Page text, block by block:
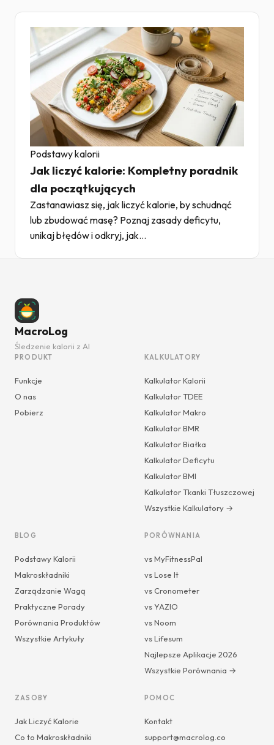
Podstawy kalorii
Jak liczyć kalorie: Kompletny poradnik
dla początkujących
Zastanawiasz się, jak liczyć kalorie, by schudnąć
lub zbudować masę? Poznaj zasady deficytu,
unikaj błędów i odkryj, jak...
MacroLog
Śledzenie kalorii z AI
PRODUKT
Funkcje
O nas
Pobierz
KALKULATORY
Kalkulator Kalorii
Kalkulator TDEE
Kalkulator Makro
Kalkulator BMR
Kalkulator Białka
Kalkulator Deficytu
Kalkulator BMI
Kalkulator Tkanki Tłuszczowej
Wszystkie Kalkulatory →
BLOG
Podstawy Kalorii
Makroskładniki
Zarządzanie Wagą
Praktyczne Porady
Porównania Produktów
Wszystkie Artykuły
PORÓWNANIA
vs MyFitnessPal
vs Lose It
vs Cronometer
vs YAZIO
vs Noom
vs Lifesum
Najlepsze Aplikacje 2026
Wszystkie Porównania →
ZASOBY
Jak Liczyć Kalorie
Co to Makroskładniki
POMOC
Kontakt
support@macrolog.co